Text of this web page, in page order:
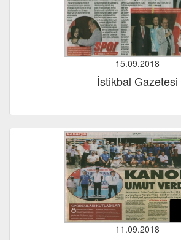
15.09.2018
İstikbal Gazetesi
11.09.2018